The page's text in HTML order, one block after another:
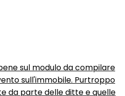
sul modulo da compilare
sull'immobile. Purtroppo
da parte delle ditte e quelle